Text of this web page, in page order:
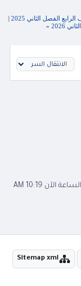
|
2026
»
الساعة الآن 10:19 AM
Sitemap xml